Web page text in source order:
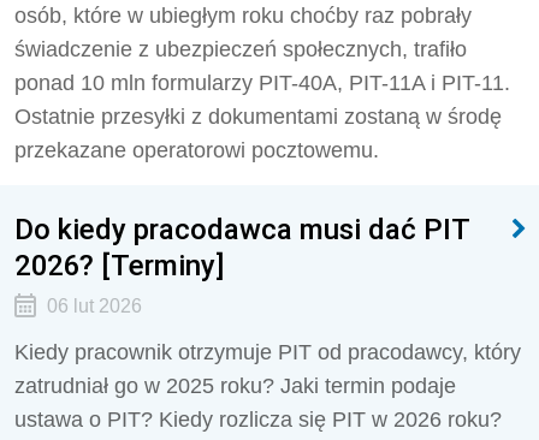
osób, które w ubiegłym roku choćby raz pobrały
świadczenie z ubezpieczeń społecznych, trafiło
ponad 10 mln formularzy PIT-40A, PIT-11A i PIT-11.
Ostatnie przesyłki z dokumentami zostaną w środę
przekazane operatorowi pocztowemu.
Do kiedy pracodawca musi dać PIT
2026? [Terminy]
06 lut 2026
Kiedy pracownik otrzymuje PIT od pracodawcy, który
zatrudniał go w 2025 roku? Jaki termin podaje
ustawa o PIT? Kiedy rozlicza się PIT w 2026 roku?